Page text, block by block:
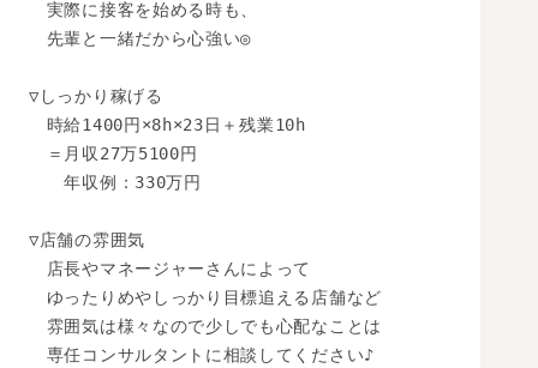
実際に接客を始める時も、
先輩と一緒だから心強い◎
▽しっかり稼げる
時給1400円×8h×23日＋残業10h
＝月収27万5100円
年収例：330万円
▽店舗の雰囲気
店長やマネージャーさんによって
ゆったりめやしっかり目標追える店舗など
雰囲気は様々なので少しでも心配なことは
専任コンサルタントに相談してください♪